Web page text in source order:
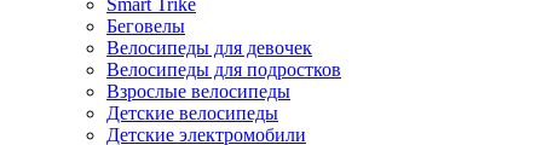
Smart Trike
Беговелы
Велосипеды для девочек
Велосипеды для подростков
Взрослые велосипеды
Детские велосипеды
Детские электромобили